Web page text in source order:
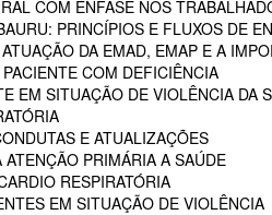
COM ÊNFASE NOS
PRINCÍPIOS E FLUXOS DE
DA EMAD, EMAP E A
COM DEFICIÊNCIA
EM SITUAÇÃO DE VIOLÊNCIA DA
E ATUALIZAÇÕES
PRIMÁRIA A SAÚDE
RESPIRATÓRIA
EM SITUAÇÃO DE VIOLÊNCIA